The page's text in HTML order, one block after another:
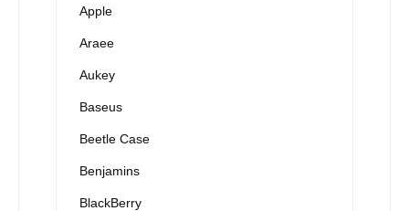
Apple
Araee
Aukey
Baseus
Beetle Case
Benjamins
BlackBerry